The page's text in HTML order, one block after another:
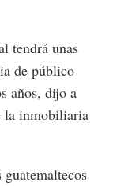
tendrá unas
de público
años, dijo a
la inmobiliaria